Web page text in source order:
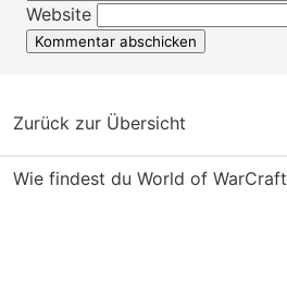
Website
Zurück zur Übersicht
Wie findest du World of